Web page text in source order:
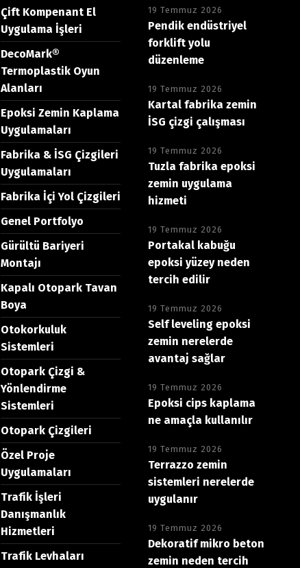
Çift Kompenant El
Uygulama İşleri
DecoMark®
Termoplastik Oyun
Alanları
Epoksi Zemin Kaplama
Uygulamaları
Fabrika & İSG Çizgileri
Uygulamaları
Fabrika İçi Yol Çizgileri
Genel Portfolyo
Gürültü Bariyeri
Montajı
Kapalı Otopark Tavan
Boya
Otokorkuluk
Sistemleri
Otopark Çizgi &
Yönlendirme
Sistemleri
Otopark Çizgileri
Özel Proje
Uygulamaları
Trafik İşleri
Danışmanlık
Hizmetleri
Trafik Levhaları
19 Temmuz 2026
Pendik endüstriyel
forklift yolu
düzenleme
19 Temmuz 2026
Kartal fabrika zemin
İSG çizgi çalışması
19 Temmuz 2026
Tuzla fabrika epoksi
zemin uygulama
hizmeti
19 Temmuz 2026
Portakal kabuğu
epoksi yüzey neden
tercih edilir
19 Temmuz 2026
Self leveling epoksi
zemin nerelerde
avantaj sağlar
19 Temmuz 2026
Epoksi cips kaplama
ne amaçla kullanılır
19 Temmuz 2026
Terrazzo zemin
sistemleri nerelerde
uygulanır
19 Temmuz 2026
Dekoratif mikro beton
zemin neden tercih